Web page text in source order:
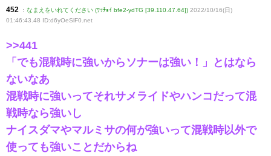
452 : なまえをいれてください (ﾜｯﾁｮｲ bfe2-ydTG [39.110.47.64]) 2022/10/16(日)
01:46:43.48 ID:d6yOeSlF0 .net
>>441
「でも混戦時に強いからソナーは強い！」とはなら
ないなあ
混戦時に強いってそれサメライドやハンコだって混
戦時なら強いし
ナイスダマやマルミサの何が強いって混戦時以外で
使っても強いことだからね